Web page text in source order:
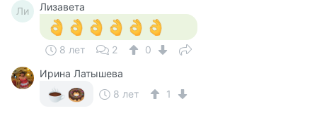
Ли Лизавета
8 лет 2
0
Ирина Латышева
8 лет
1